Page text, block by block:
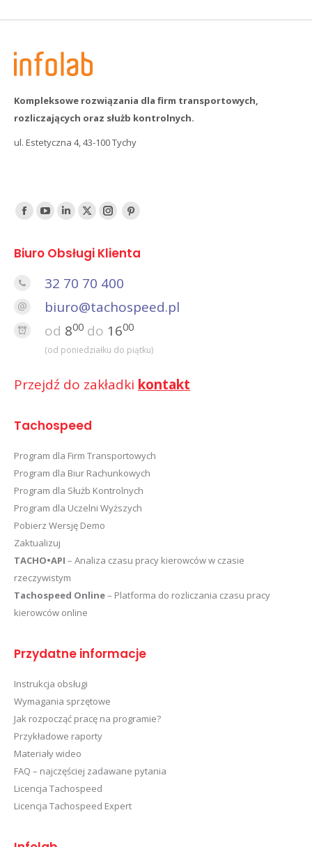
Kompleksowe rozwiązania dla firm transportowych,
rozliczających oraz służb kontrolnych.
ul. Estetyczna 4, 43-100 Tychy
Find us on:
FacebookYouTube
LinkedTwitterInstagramPinterest
Biuro Obsługi Klienta
32 70 70 400
biuro@tachospeed.pl
od 800 do 1600
(od poniedziałku do piątku)
Przejdź do zakładki kontakt
Tachospeed
Program dla Firm Transportowych
Program dla Biur Rachunkowych
Program dla Służb Kontrolnych
Program dla Uczelni Wyższych
Pobierz Wersję Demo
Zaktualizuj
TACHO•API – Analiza czasu pracy kierowców w czasie
rzeczywistym
Tachospeed Online– Platforma do rozliczania czasu pracy
kierowców online
Przydatne informacje
Instrukcja obsługi
Wymagania sprzętowe
Jak rozpocząć pracę na programie?
Przykładowe raporty
Materiały wideo
FAQ – najczęściej zadawane pytania
Licencja Tachospeed
Licencja Tachospeed Expert